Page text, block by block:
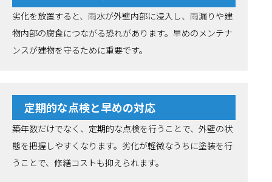
劣化を放置すると、雨水が外壁内部に浸入し、雨漏りや建
物内部の腐食につながる恐れがあります。早めのメンテナ
ンスが建物を守るために重要です。
定期的な点検と早めの対応
築年数だけでなく、定期的な点検を行うことで、外壁の状
態を把握しやすくなります。劣化が軽微なうちに塗装を行
うことで、修繕コストも抑えられます。